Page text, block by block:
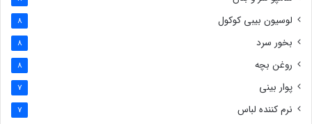
لوسیون بیبی کوکول 8
بخور سرد 8
روغن بچه 8
پوار بینی 7
نرم کننده لباس 7